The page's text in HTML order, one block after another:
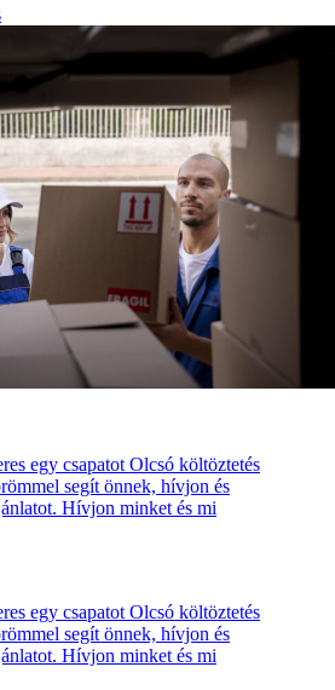
egy csapatot Olcsó költöztetés
segít önnek, hívjon és
Hívjon minket és mi
egy csapatot Olcsó költöztetés
segít önnek, hívjon és
Hívjon minket és mi